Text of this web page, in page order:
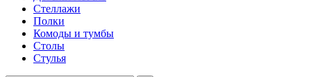
Стеллажи
Полки
Комоды и тумбы
Столы
Стулья